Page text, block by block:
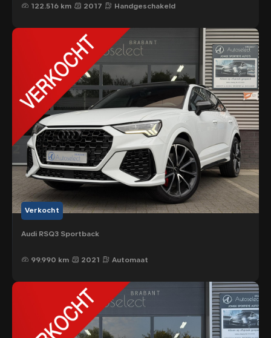
122.516 km 2017 Handgeschakeld
Verkocht
Audi RSQ3 Sportback
99.990 km 2021 Automaat